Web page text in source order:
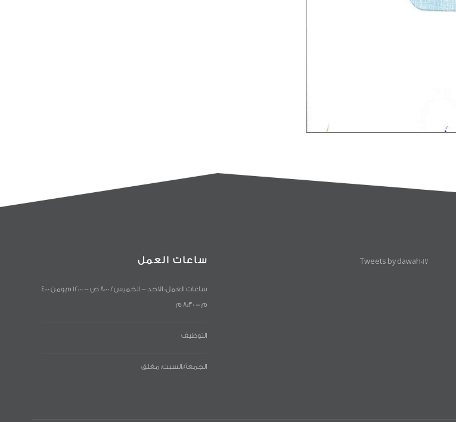
Tweets by dawah017 ساعات العمل
ساعات العمل: الاحد - الخميس / 8:00 ص - 12:00 م ومن 4:00
م - 8:30 م
التوظيف
الجمعة،السبت: مغلق